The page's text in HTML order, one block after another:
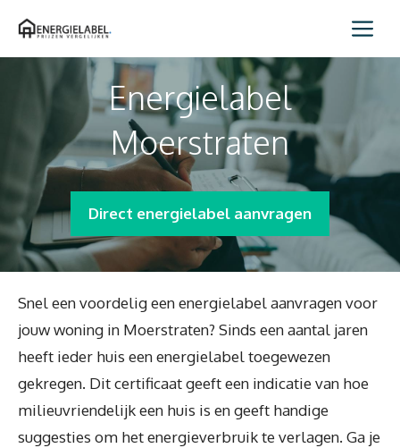
naar
Energielabel
Moerstraten
Direct energielabel aanvragen
Snel een voordelig een energielabel aanvragen voor
jouw woning in Moerstraten? Sinds een aantal jaren
heeft ieder huis een energielabel toegewezen
gekregen. Dit certificaat geeft een indicatie van hoe
milieuvriendelijk een huis is en geeft handige
suggesties om het energieverbruik te verlagen. Ga je